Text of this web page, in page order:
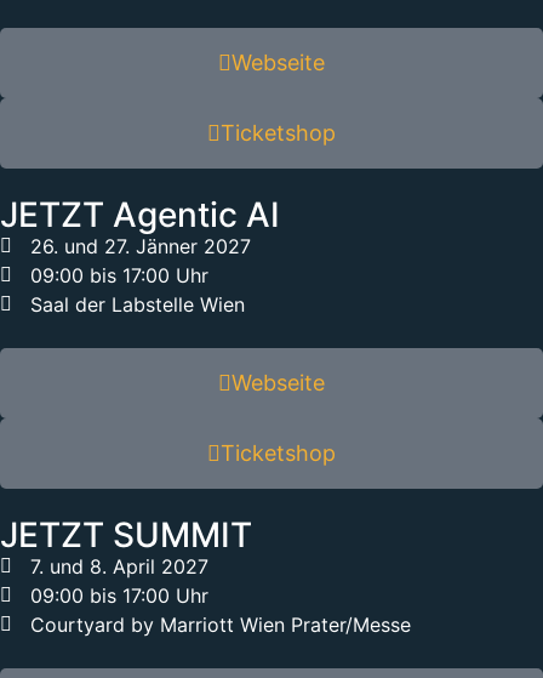
Webseite
Ticketshop
JETZT Agentic AI
26. und 27. Jänner 2027
09:00 bis 17:00 Uhr
Saal der Labstelle Wien
Webseite
Ticketshop
JETZT SUMMIT
7. und 8. April 2027
09:00 bis 17:00 Uhr
Courtyard by Marriott Wien Prater/Messe